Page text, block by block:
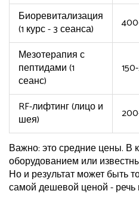
Биоревитализация
(1 курс - 3 сеанса)
Мезотерапия с
пептидами (1
сеанс)
RF-лифтинг (лицо и
шея)
Важно: это средние цены. В
оборудованием или
Но и результат может быть
самой дешевой ценой -